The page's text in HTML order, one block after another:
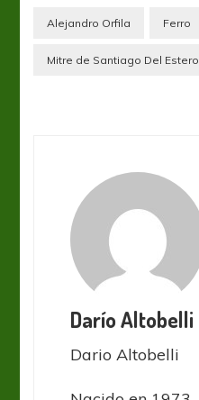
Alejandro Orfila Ferro
Mitre de Santiago Del Estero
Darío Altobelli
Dario Altobelli